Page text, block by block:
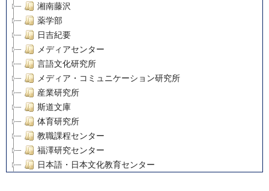
湘南藤沢
薬学部
日吉紀要
メディアセンター
言語文化研究所
メディア・コミュニケーション研究所
産業研究所
斯道文庫
体育研究所
教職課程センター
福澤研究センター
日本語・日本文化教育センター